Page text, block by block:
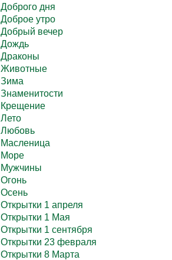
Доброго дня
Доброе утро
Добрый вечер
Дождь
Драконы
Животные
Зима
Знаменитости
Крещение
Лето
Любовь
Масленица
Море
Мужчины
Огонь
Осень
Открытки 1 апреля
Открытки 1 Мая
Открытки 1 сентября
Открытки 23 февраля
Открытки 8 Марта